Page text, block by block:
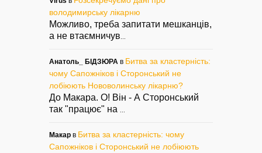
володимирську лікарню
Можливо, треба запитати мешканців,
а не втаємничув
Анатоль_ БІДЗЮРА в Битва за кластерність:
чому Сапожніков і Сторонський не
лобіюють Нововолинську лікарню?
До Макара. О! Він - А Сторонський
так "працює" на
Макар в Битва за кластерність: чому
Сапожніков і Сторонський не лобіюють